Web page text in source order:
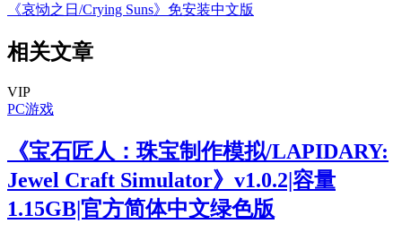
《哀恸之日/Crying Suns》免安装中文版
相关文章
VIP
PC游戏
《宝石匠人：珠宝制作模拟/LAPIDARY:
Jewel Craft Simulator》v1.0.2|容量
1.15GB|官方简体中文绿色版